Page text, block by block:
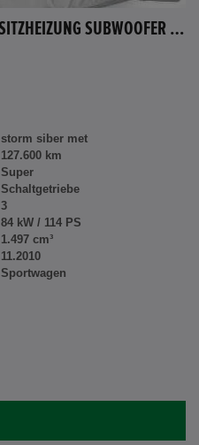
HONDA CR-Z GT HYBRID PDC SITZHEIZUNG SUBWOOFER BLUETOOTH
storm siber met
127.600 km
Super
Schaltgetriebe
3
84 kW / 114 PS
1.497 cm³
11.2010
Sportwagen